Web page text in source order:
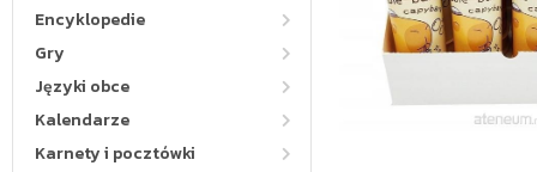
Encyklopedie
Gry
Języki obce
Kalendarze
Karnety i pocztówki